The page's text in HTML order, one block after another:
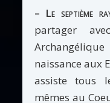
– Le septième
partager
naissance aux
assiste tous
mêmes au